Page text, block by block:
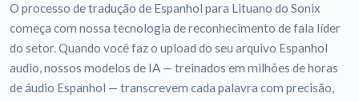
O processo de tradução de Espanhol para Lituano do Sonix
começa com nossa tecnologia de reconhecimento de fala líder
do setor. Quando você faz o upload do seu arquivo Espanhol
audio, nossos modelos de IA — treinados em milhões de horas
de áudio Espanhol — transcrevem cada palavra com precisão,